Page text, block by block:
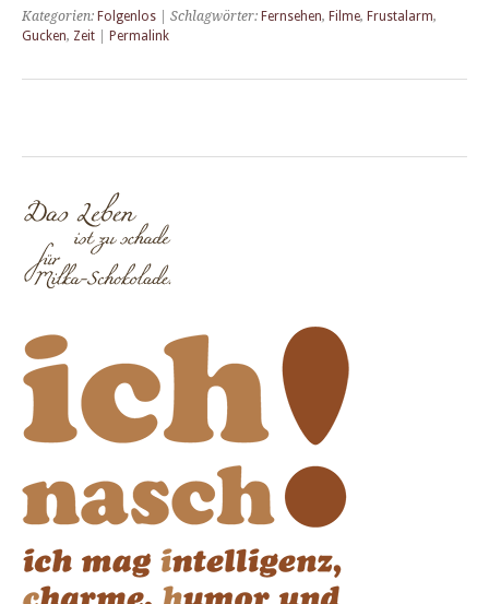
Kategorien: Folgenlos | Schlagwörter: Fernsehen, Filme, Frustalarm,
Gucken, Zeit Permalink